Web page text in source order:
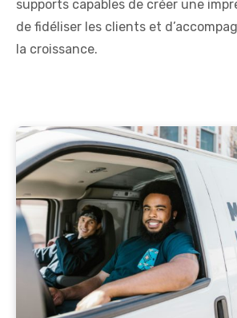
supports capables de créer une
de fidéliser les clients et
la croissance.